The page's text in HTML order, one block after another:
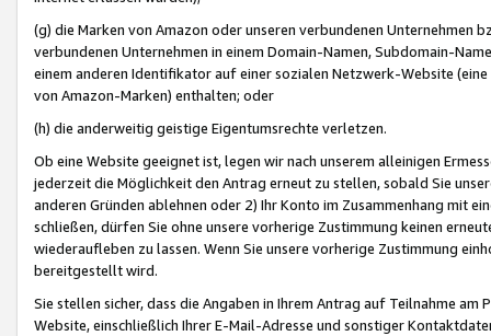
(g) die Marken von Amazon oder unseren verbundenen Unternehmen
verbundenen Unternehmen in einem Domain-Namen, Subdomain-
einem anderen Identifikator auf einer sozialen Netzwerk-Website
von Amazon-Marken) enthalten; oder
(h) die anderweitig geistige Eigentumsrechte verletzen.
Ob eine Website geeignet ist, legen wir nach unserem alleinigen
jederzeit die Möglichkeit den Antrag erneut zu stellen, sobald Sie
anderen Gründen ablehnen oder 2) Ihr Konto im Zusammenhang mit
schließen, dürfen Sie ohne unsere vorherige Zustimmung keinen
wiederaufleben zu lassen. Wenn Sie unsere vorherige Zustimmung
bereitgestellt wird.
Sie stellen sicher, dass die Angaben in Ihrem Antrag auf Teilnahme
Website, einschließlich Ihrer E-Mail-Adresse und sonstiger